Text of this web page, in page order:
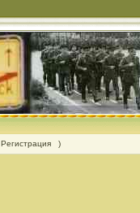
Регистрация )